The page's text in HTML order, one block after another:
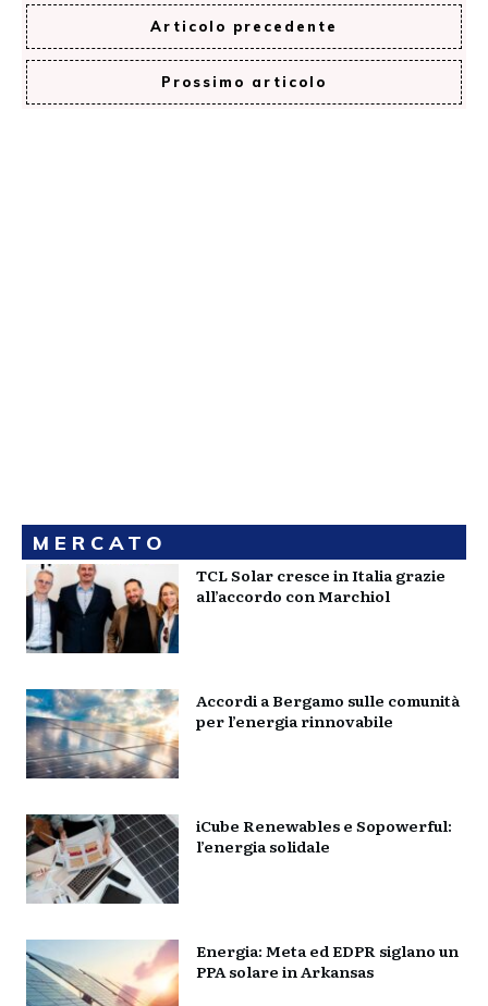
Articolo precedente
Prossimo articolo
MERCATO
TCL Solar cresce in Italia grazie
all’accordo con Marchiol
Accordi a Bergamo sulle comunità
per l’energia rinnovabile
iCube Renewables e Sopowerful:
l’energia solidale
Energia: Meta ed EDPR siglano un
PPA solare in Arkansas